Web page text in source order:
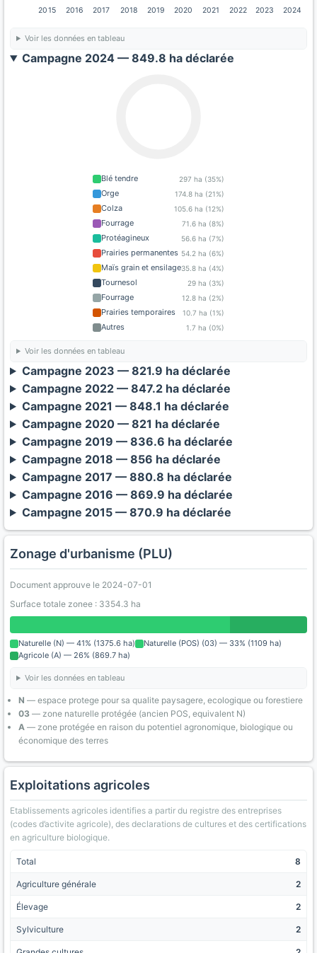
2015 2016 2017 2018 2019 2020 2021 2022 2023 2024
Voir les données en tableau
Campagne 2024 — 849.8 ha déclarée
Blé tendre 297 ha (35%)
Orge 174.8 ha (21%)
Colza 105.6 ha (12%)
Fourrage 71.6 ha (8%)
Protéagineux 56.6 ha (7%)
Prairies permanentes 54.2 ha (6%)
Maïs grain et ensilage35.8 ha (4%)
Tournesol 29 ha (3%)
Fourrage 12.8 ha (2%)
Prairies temporaires 10.7 ha (1%)
Autres 1.7 ha (0%)
Voir les données en tableau
Campagne 2023 — 821.9 ha déclarée
Campagne 2022 — 847.2 ha déclarée
Campagne 2021 — 848.1 ha déclarée
Campagne 2020 — 821 ha déclarée
Campagne 2019 — 836.6 ha déclarée
Campagne 2018 — 856 ha déclarée
Campagne 2017 — 880.8 ha déclarée
Campagne 2016 — 869.9 ha déclarée
Campagne 2015 — 870.9 ha déclarée
Zonage d'urbanisme (PLU)
Document approuve le 2024-07-01
Surface totale zonee : 3354.3 ha
Naturelle (N) — 41% (1375.6 ha)
Naturelle (POS) (03) — 33% (1109 ha)
Agricole (A) — 26% (869.7 ha)
Voir les données en tableau
N — espace protege pour sa qualite paysagere, ecologique ou forestiere
03 — zone naturelle protégée (ancien POS, equivalent N)
A — zone protégée en raison du potentiel agronomique, biologique ou
économique des terres
Exploitations agricoles
Etablissements agricoles identifies a partir du registre des entreprises
(codes d’activite agricole), des declarations de cultures et des certifications
en agriculture biologique.
Total 8
Agriculture générale 2
Élevage 2
Sylviculture 2